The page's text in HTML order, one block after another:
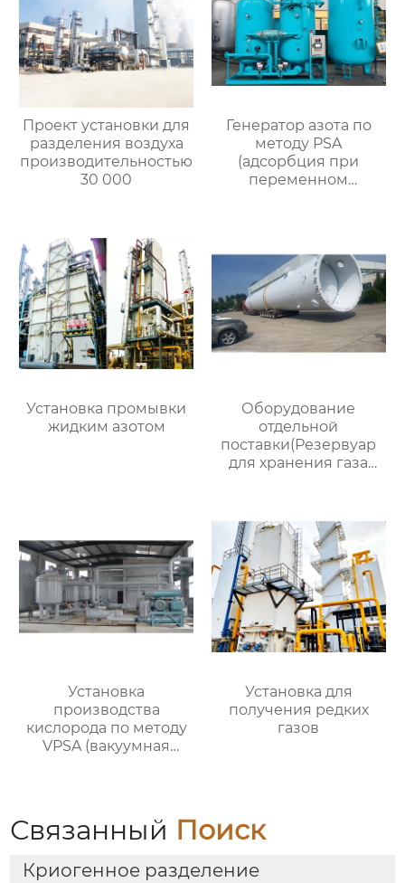
Проект установки для
разделения воздуха
производительностью
30 000
Генератор азота по
методу PSA
(адсорбция при
переменном
Установка промывки
жидким азотом
Оборудование
отдельной
поставки(Резервуар
для хранения газа
Установка
производства
кислорода по методу
VPSA (вакуумная
Установка для
получения редких
газов
Связанный Поиск
Криогенное разделение